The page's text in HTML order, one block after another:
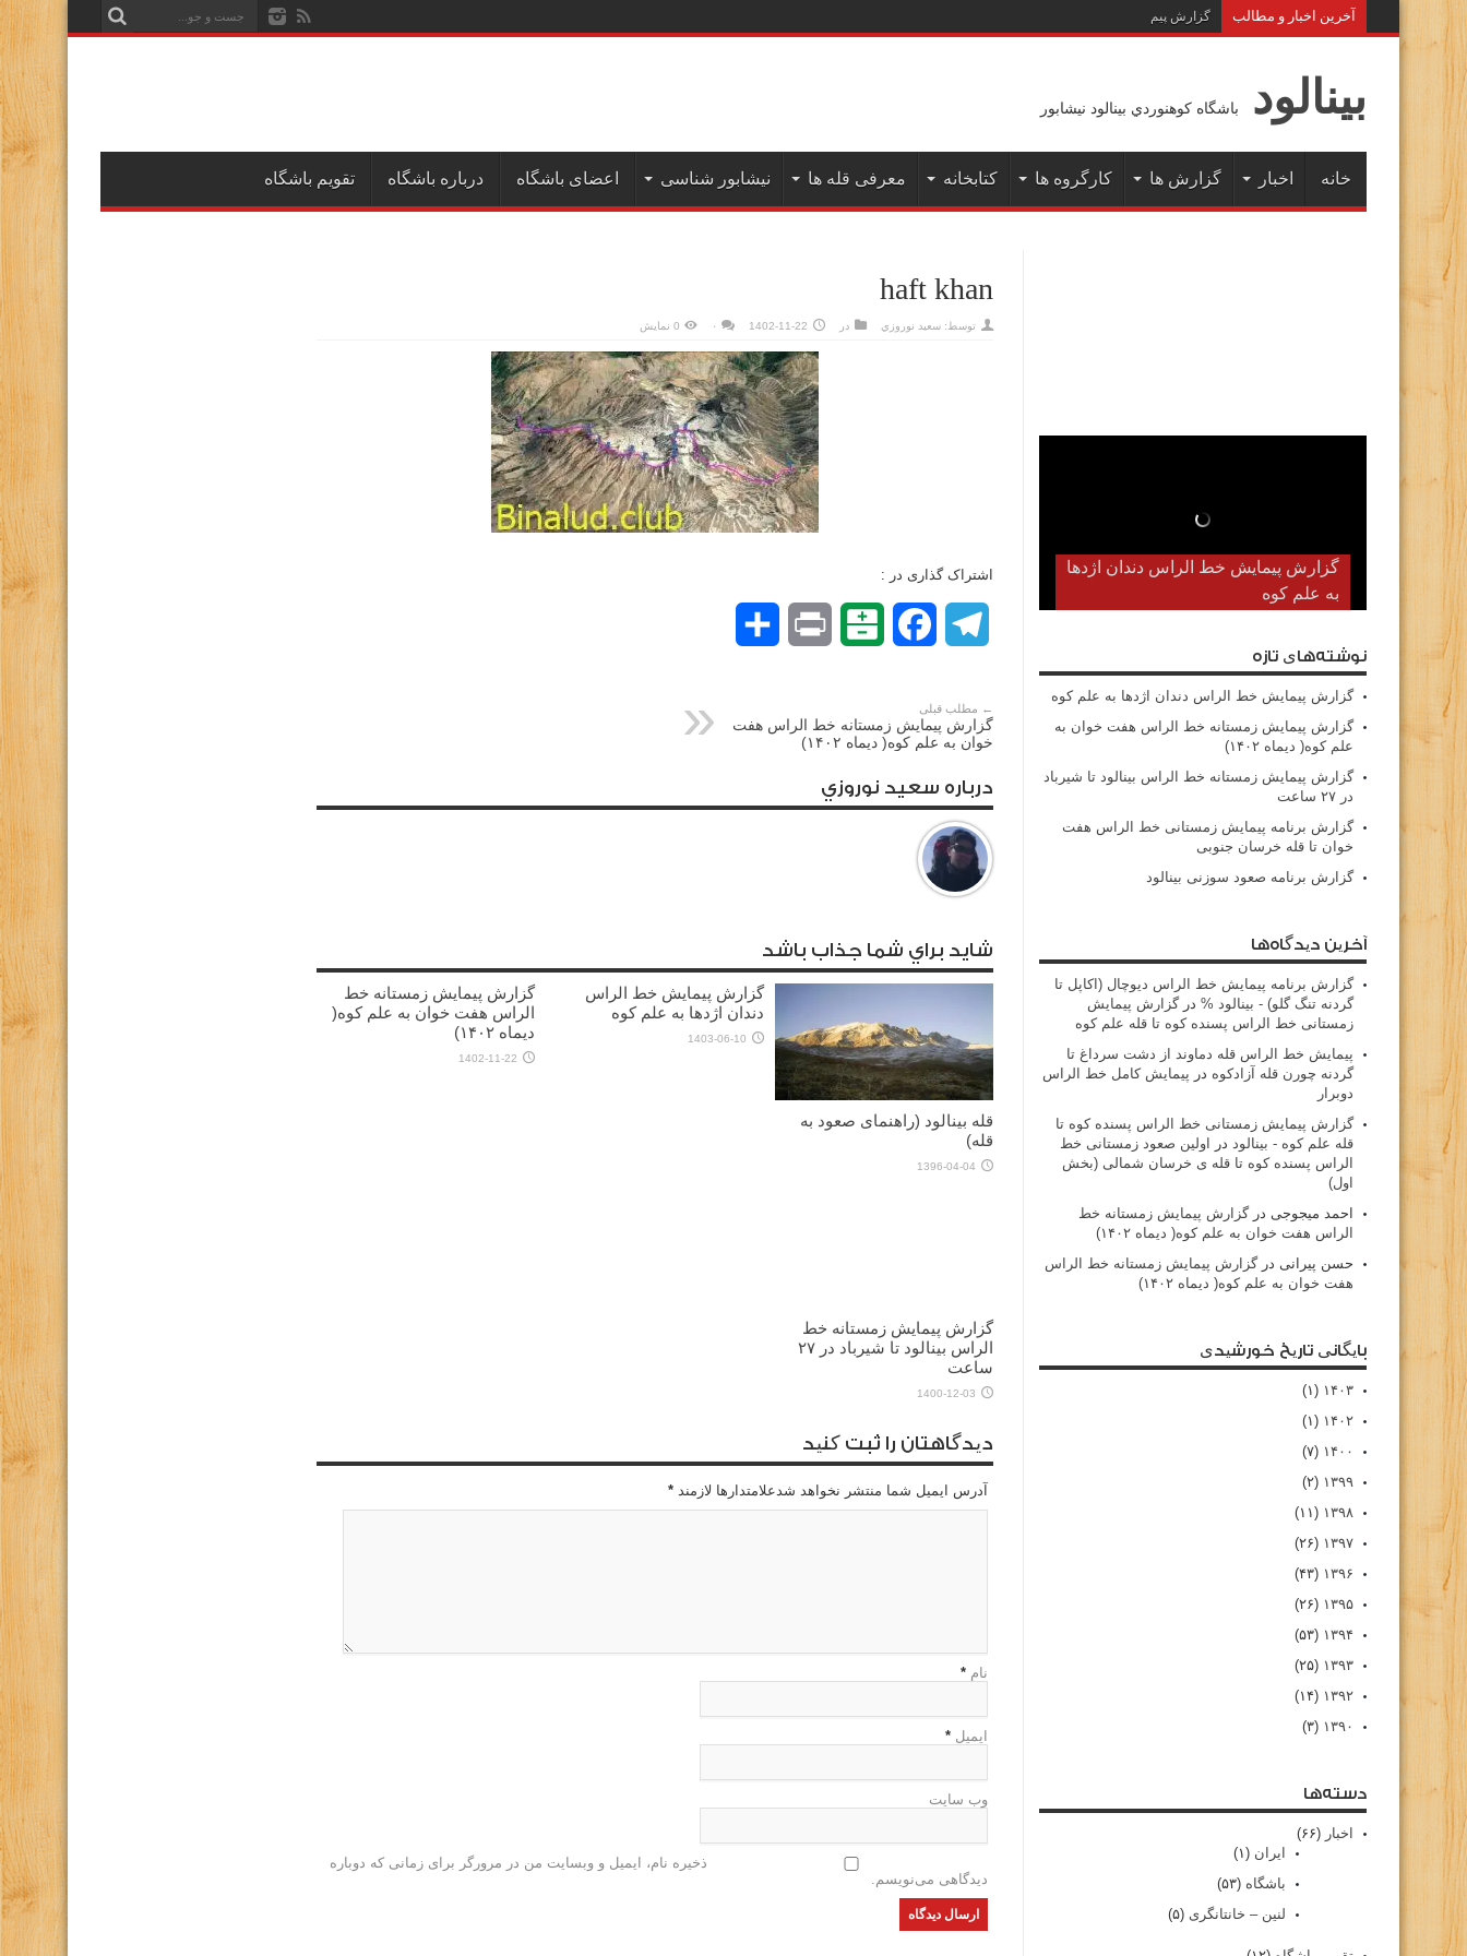
آخرين اخبار و مطالب گزارش پیمایش زمستانه خط الراس هفت خوا
بينالود باشگاه كوهنوردي بينالود نيشابور
خانه اخبار گزارش ها کارگروه ها کتابخانه معرفی قله ها نیشابور شناسی اعضای باشگاه درباره باشگاه تقویم باشگاه
haft khan
توسط: سعيد نوروزي در 1402-11-22 ۰ 0 نمایش
اشتراک گذاری در :
Telegram
Facebook
Balatarin
Print
← مطلب قبلی
گزارش پیمایش زمستانه خط الراس هفت
خوان به علم کوه( دیماه ۱۴۰۲)
درباره سعيد نوروزي
شايد براي شما جذاب باشد
قله بینالود (راهنمای صعود به
قله)
1396-04-04
گزارش پیمایش خط الراس
دندان اژدها به علم کوه
1403-06-10
گزارش پیمایش زمستانه خط
الراس هفت خوان به علم کوه(
دیماه ۱۴۰۲)
1402-11-22
گزارش پیمایش زمستانه خط
الراس بینالود تا شیرباد در ۲۷
ساعت
1400-12-03
دیدگاهتان را ثبت کنید
آدرس ایمیل شما منتشر نخواهد شدعلامتدارها لازمند *
نام *
ایمیل *
وب سایت
ذخیره نام، ایمیل و وبسایت من در مرورگر برای زمانی که دوباره
دیدگاهی می‌نویسم.
گزارش پیمایش خط الراس دندان اژدها
به علم کوه
نوشته‌های تازه
گزارش پیمایش خط الراس دندان اژدها به علم کوه
گزارش پیمایش زمستانه خط الراس هفت خوان به
علم کوه( دیماه ۱۴۰۲)
گزارش پیمایش زمستانه خط الراس بینالود تا شیرباد
در ۲۷ ساعت
گزارش برنامه پیمایش زمستانی خط الراس هفت
خوان تا قله خرسان جنوبی
گزارش برنامه صعود سوزنی بینالود
آخرین دیدگاه‌ها
گزارش برنامه پيمايش خط الراس ديوچال (اكاپل تا
گردنه تنگ گلو) - بينالود % درگزارش پیمایش
زمستانی خط الراس پسنده کوه تا قله علم کوه
پيمايش خط الراس قله دماوند از دشت سرداغ تا
گردنه چورن قله آزادكوه در پیمایش کامل خط الراس
دوبرار
گزارش پیمایش زمستانی خط الراس پسنده کوه تا
قله علم کوه - بينالود در
اولین صعود زمستانی خط
الراس پسنده کوه تا قله ی خرسان شمالی (بخش
اول)
احمد میجوجی درگزارش پیمایش زمستانه خط
الراس هفت خوان به علم کوه( دیماه ۱۴۰۲)
حسن پیرانی درگزارش پیمایش زمستانه خط الراس
هفت خوان به علم کوه( دیماه ۱۴۰۲)
بایگانی تاریخ خورشیدی
۱۴۰۳ (۱)
۱۴۰۲ (۱)
۱۴۰۰ (۷)
۱۳۹۹ (۲)
۱۳۹۸ (۱۱)
۱۳۹۷ (۲۶)
۱۳۹۶ (۴۳)
۱۳۹۵ (۲۶)
۱۳۹۴ (۵۳)
۱۳۹۳ (۲۵)
۱۳۹۲ (۱۴)
۱۳۹۰ (۳)
دسته‌ها
اخبار (۶۶)
ایران (۱)
باشگاه (۵۳)
لنین – خانتانگری (۵)